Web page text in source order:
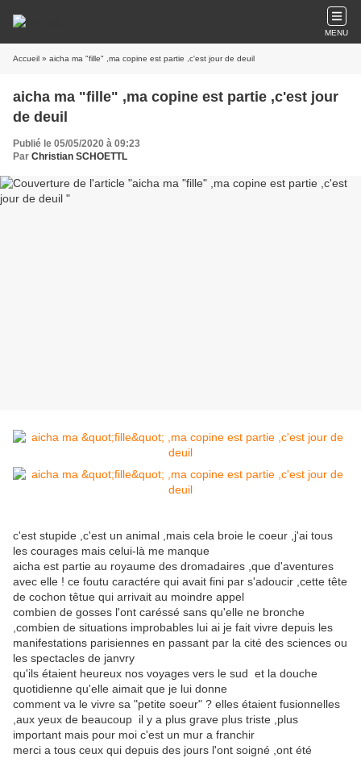
MENU
Accueil » aicha ma "fille" ,ma copine est partie ,c'est jour de deuil
aicha ma "fille" ,ma copine est partie ,c'est jour
de deuil
Publié le 05/05/2020 à 09:23
Par Christian SCHOETTL
c'est stupide ,c'est un animal ,mais cela broie le coeur ,j'ai tous
les courages mais celui-là me manque
aicha est partie au royaume des dromadaires ,que d'aventures
avec elle ! ce foutu caractére qui avait fini par s'adoucir ,cette tête
de cochon têtue qui arrivait au moindre appel
combien de gosses l'ont caréssé sans qu'elle ne bronche
,combien de situations improbables lui ai je fait vivre depuis les
manifestations parisiennes en passant par la cité des sciences ou
les spectacles de janvry
qu'ils étaient heureux nos voyages vers le sud et la douche
quotidienne qu'elle aimait que je lui donne
comment va le vivre sa "petite soeur" ? elles étaient fusionnelles
,aux yeux de beaucoup il y a plus grave plus triste ,plus
important mais pour moi c'est un mur a franchir
merci a tous ceux qui depuis des jours l'ont soigné ,ont été